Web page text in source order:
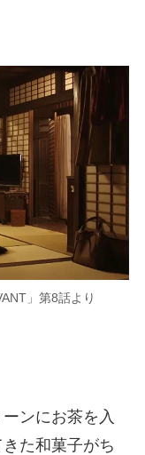
」第8話より
ンにお茶を入
た和菓子がち